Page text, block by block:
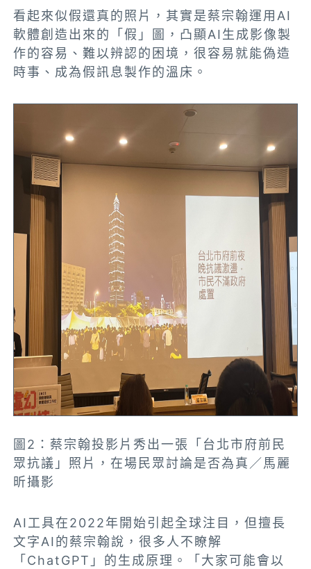
看起來似假還真的照片，其實是蔡宗翰運用AI
軟體創造出來的「假」圖，凸顯AI生成影像製
作的容易、難以辨認的困境，很容易就能偽造
時事、成為假訊息製作的溫床。
圖2：蔡宗翰投影片秀出一張「台北市府前民
眾抗議」照片，在場民眾討論是否為真／馬麗
昕攝影
AI工具在2022年開始引起全球注目，但擅長
文字AI的蔡宗翰說，很多人不瞭解
「ChatGPT」的生成原理。「大家可能會以